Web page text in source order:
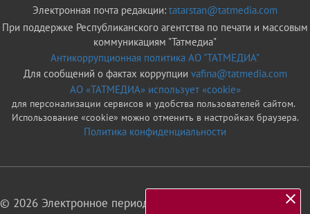
Электронная почта редакции: tatarstan@tatmedia.com
При поддержке Республиканского агентства по печати и массовым
коммуникациям "Татмедиа"
Антикоррупционная политика АО "ТАТМЕДИА"
Для сообщений о фактах коррупции vafina@tatmedia.com
АО «ТАТМЕДИА» использует «cookie»
для персонализации сервисов и удобства пользователей сайтом.
Использование «cookie» можно отменить в настройках браузера.
Политика конфиденциальности
© 2026 Электронное периодическое издание «Татарстан»